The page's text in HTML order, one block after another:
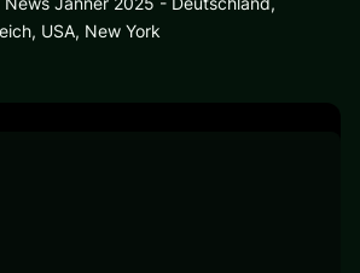
USA, New York